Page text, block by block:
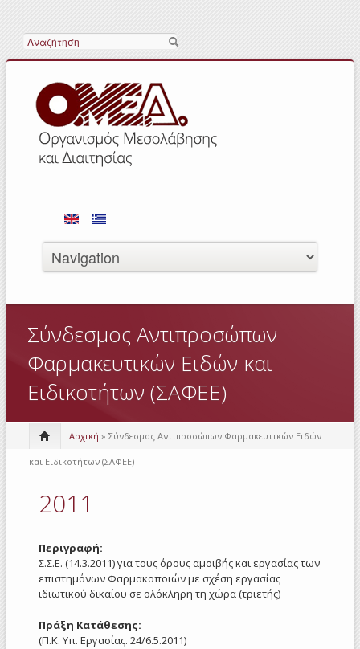
Αναζήτηση
Σύνδεσμος Αντιπροσώπων
Φαρμακευτικών Ειδών και
Ειδικοτήτων (ΣΑΦΕΕ)
Αρχική » Σύνδεσμος Αντιπροσώπων Φαρμακευτικών Ειδών
και Ειδικοτήτων (ΣΑΦΕΕ)
2011
Περιγραφή:
Σ.Σ.Ε. (14.3.2011) για τους όρους αμοιβής και εργασίας των
επιστημόνων Φαρμακοποιών με σχέση εργασίας
ιδιωτικού δικαίου σε ολόκληρη τη χώρα (τριετής)
Πράξη Κατάθεσης:
(Π.Κ. Υπ. Εργασίας. 24/6.5.2011)